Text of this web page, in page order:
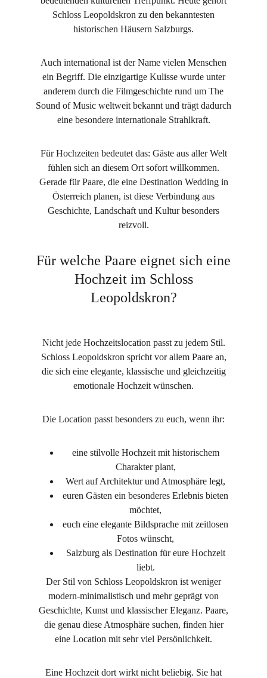
Schloss Leopoldskron zu den bekanntesten
historischen Häusern Salzburgs.
Auch international ist der Name vielen Menschen
ein Begriff. Die einzigartige Kulisse wurde unter
anderem durch die Filmgeschichte rund um The
Sound of Music weltweit bekannt und trägt dadurch
eine besondere internationale Strahlkraft.
Für Hochzeiten bedeutet das: Gäste aus aller Welt
fühlen sich an diesem Ort sofort willkommen.
Gerade für Paare, die eine Destination Wedding in
Österreich planen, ist diese Verbindung aus
Geschichte, Landschaft und Kultur besonders
reizvoll.
Für welche Paare eignet sich eine
Hochzeit im Schloss
Leopoldskron?
Nicht jede Hochzeitslocation passt zu jedem Stil.
Schloss Leopoldskron spricht vor allem Paare an,
die sich eine elegante, klassische und gleichzeitig
emotionale Hochzeit wünschen.
Die Location passt besonders zu euch, wenn ihr:
eine stilvolle Hochzeit mit historischem
Charakter plant,
Wert auf Architektur und Atmosphäre legt,
euren Gästen ein besonderes Erlebnis bieten
möchtet,
euch eine elegante Bildsprache mit zeitlosen
Fotos wünscht,
Salzburg als Destination für eure Hochzeit
liebt.
Der Stil von Schloss Leopoldskron ist weniger
modern-minimalistisch und mehr geprägt von
Geschichte, Kunst und klassischer Eleganz. Paare,
die genau diese Atmosphäre suchen, finden hier
eine Location mit sehr viel Persönlichkeit.
Eine Hochzeit dort wirkt nicht beliebig. Sie hat